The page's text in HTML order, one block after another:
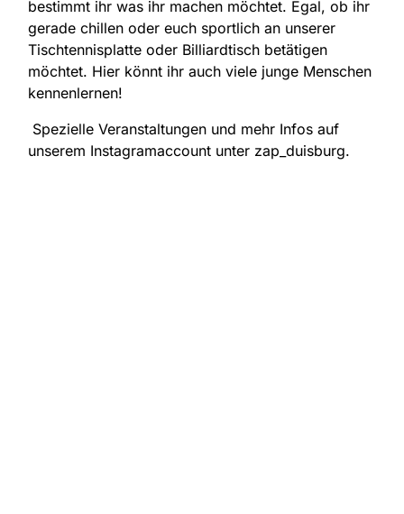
bestimmt ihr was ihr machen möchtet. Egal, ob ihr
gerade chillen oder euch sportlich an unserer
Tischtennisplatte oder Billiardtisch betätigen
möchtet. Hier könnt ihr auch viele junge Menschen
kennenlernen!
Spezielle Veranstaltungen und mehr Infos auf
unserem Instagramaccount unter zap_duisburg.